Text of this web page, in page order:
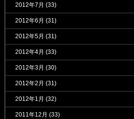
2012年7月 (33)
2012年6月 (31)
2012年5月 (31)
2012年4月 (33)
2012年3月 (30)
2012年2月 (31)
2012年1月 (32)
2011年12月 (33)